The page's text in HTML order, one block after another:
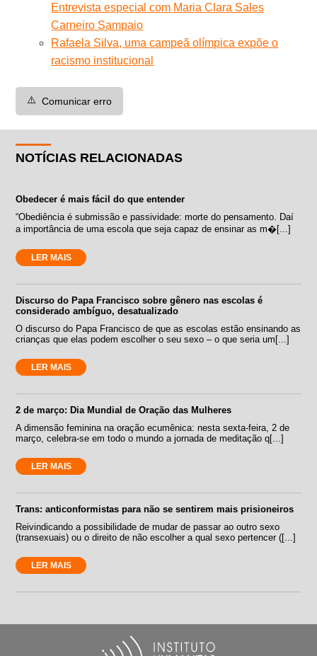
Entrevista especial com Maria Clara Sales
Carneiro Sampaio
Rafaela Silva, uma campeã olímpica expõe o
racismo institucional
⚠️ Comunicar erro
NOTÍCIAS RELACIONADAS
Obedecer é mais fácil do que entender
“Obediência é submissão e passividade: morte do pensamento. Daí
a importância de uma escola que seja capaz de ensinar as m�[...]
LER MAIS
Discurso do Papa Francisco sobre gênero nas escolas é
considerado ambíguo, desatualizado
O discurso do Papa Francisco de que as escolas estão ensinando as
crianças que elas podem escolher o seu sexo – o que seria um[...]
LER MAIS
2 de março: Dia Mundial de Oração das Mulheres
A dimensão feminina na oração ecumênica: nesta sexta-feira, 2 de
março, celebra-se em todo o mundo a jornada de meditação q[...]
LER MAIS
Trans: anticonformistas para não se sentirem mais prisioneiros
Reivindicando a possibilidade de mudar de passar ao outro sexo
(transexuais) ou o direito de não escolher a qual sexo pertencer ([...]
LER MAIS